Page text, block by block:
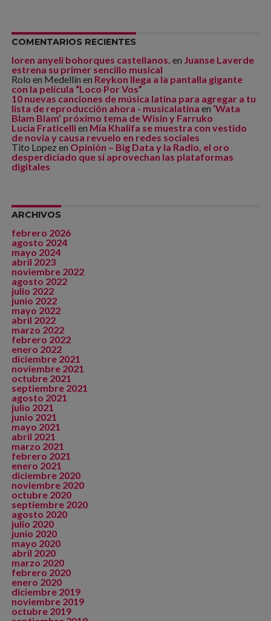
COMENTARIOS RECIENTES
loren anyeli bohorques castellanos. en Juanse Laverde
estrena su primer sencillo musical
Rolo en Medellín en Reykon llega a la pantalla gigante
con la película “Loco Por Vos”
10 nuevas canciones de música latina para agregar a tu
lista de reproducción ahora - musicalatina en ‘Wata
Blam Blam’ próximo tema de Wisin y Farruko
Lucia Fraticellien Mía Khalifa se muestra con vestido
de novia y causa revuelo en redes sociales
Tito Lopez en Opinión – Big Data y la Radio, el oro
desperdiciado que si aprovechan las plataformas
digitales
ARCHIVOS
febrero 2026
agosto 2024
mayo 2024
abril 2023
noviembre 2022
agosto 2022
julio 2022
junio 2022
mayo 2022
abril 2022
marzo 2022
febrero 2022
enero 2022
diciembre 2021
noviembre 2021
octubre 2021
septiembre 2021
agosto 2021
julio 2021
junio 2021
mayo 2021
abril 2021
marzo 2021
febrero 2021
enero 2021
diciembre 2020
noviembre 2020
octubre 2020
septiembre 2020
agosto 2020
julio 2020
junio 2020
mayo 2020
abril 2020
marzo 2020
febrero 2020
enero 2020
diciembre 2019
noviembre 2019
octubre 2019